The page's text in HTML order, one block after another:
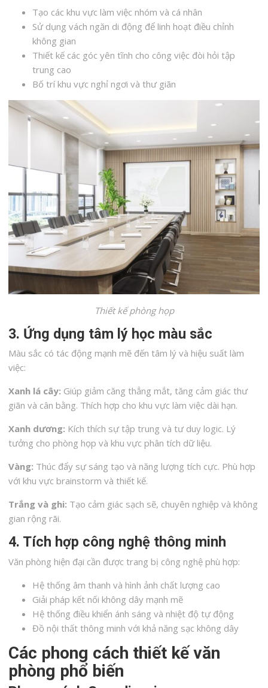
Tạo các khu vực làm việc nhóm và cá nhân
Sử dụng vách ngăn di động để linh hoạt điều chỉnh
không gian
Thiết kế các góc yên tĩnh cho công việc đòi hỏi tập
trung cao
Bố trí khu vực nghỉ ngơi và thư giãn
Thiết kế phòng họp
3. Ứng dụng tâm lý học màu sắc
Màu sắc có tác động mạnh mẽ đến tâm lý và hiệu suất làm
việc:
Xanh lá cây: Giúp giảm căng thẳng mắt, tăng cảm giác thư
giãn và cân bằng. Thích hợp cho khu vực làm việc dài hạn.
Xanh dương: Kích thích sự tập trung và tư duy logic. Lý
tưởng cho phòng họp và khu vực phân tích dữ liệu.
Vàng: Thúc đẩy sự sáng tạo và năng lượng tích cực. Phù hợp
với khu vực brainstorm và thiết kế.
Trắng và ghi: Tạo cảm giác sạch sẽ, chuyên nghiệp và không
gian rộng rãi.
4. Tích hợp công nghệ thông minh
Văn phòng hiện đại cần được trang bị công nghệ phù hợp:
Hệ thống âm thanh và hình ảnh chất lượng cao
Giải pháp kết nối không dây mạnh mẽ
Hệ thống điều khiển ánh sáng và nhiệt độ tự động
Đồ nội thất thông minh với khả năng sạc không dây
Các phong cách thiết kế văn
phòng phổ biến